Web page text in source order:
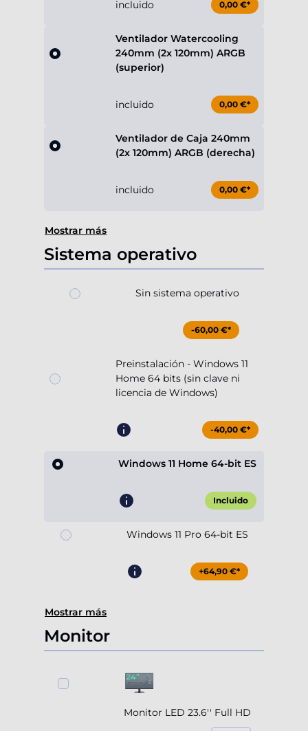
incluido 0,00 €*
Ventilador Watercooling
240mm (2x 120mm) ARGB
(superior)
incluido 0,00 €*
Ventilador de Caja 240mm
(2x 120mm) ARGB (derecha)
incluido 0,00 €*
Mostrar más
Sistema operativo
Sin sistema operativo
-60,00 €*
Preinstalación - Windows 11
Home 64 bits (sin clave ni
licencia de Windows)
-40,00 €*
Windows 11 Home 64-bit ES
Incluido
Windows 11 Pro 64-bit ES
+64,90 €*
Mostrar más
Monitor
Monitor LED 23.6'' Full HD